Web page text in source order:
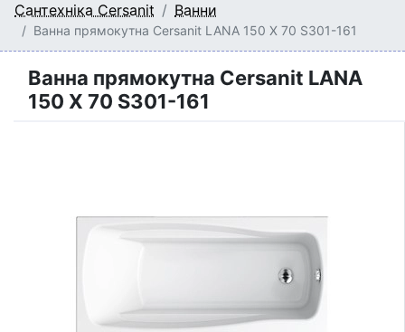
Сантехніка Cersanit Ванни
Ванна прямокутна Cersanit LANA 150 X 70 S301-161
Ванна прямокутна Cersanit LANA
150 X 70 S301-161